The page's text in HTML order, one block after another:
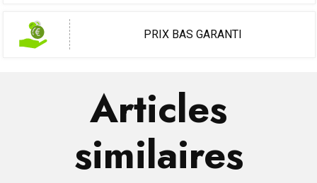
PRIX BAS GARANTI
Articles
similaires